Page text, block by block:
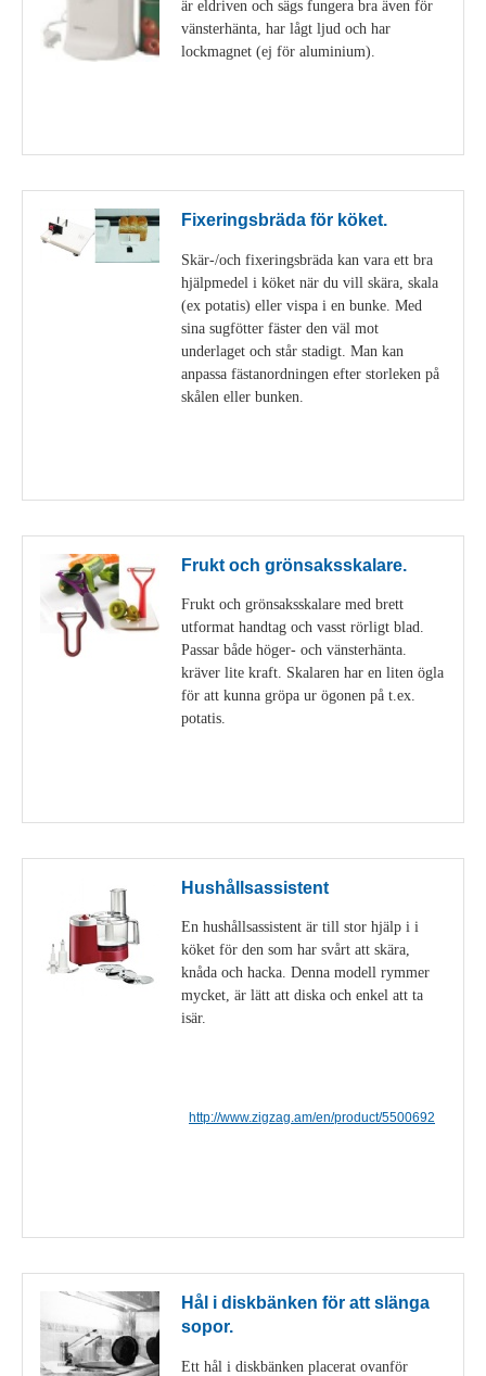
är eldriven och sägs fungera bra även för
vänsterhänta, har lågt ljud och har
lockmagnet (ej för aluminium).
Fixeringsbräda för köket.
Skär-/och fixeringsbräda kan vara ett bra
hjälpmedel i köket när du vill skära, skala
(ex potatis) eller vispa i en bunke. Med
sina sugfötter fäster den väl mot
underlaget och står stadigt. Man kan
anpassa fästanordningen efter storleken på
skålen eller bunken.
Frukt och grönsaksskalare.
Frukt och grönsaksskalare med brett
utformat handtag och vasst rörligt blad.
Passar både höger- och vänsterhänta.
kräver lite kraft. Skalaren har en liten ögla
för att kunna gröpa ur ögonen på t.ex.
potatis.
Hushållsassistent
En hushållsassistent är till stor hjälp i i
köket för den som har svårt att skära,
knåda och hacka. Denna modell rymmer
mycket, är lätt att diska och enkel att ta
isär.
http://www.zigzag.am/en/product/5500692
Hål i diskbänken för att slänga
sopor.
Ett hål i diskbänken placerat ovanför